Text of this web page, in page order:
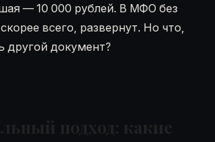
— 10 000 рублей. В МФО без
всего, развернут. Но что,
другой документ?
подход: какие